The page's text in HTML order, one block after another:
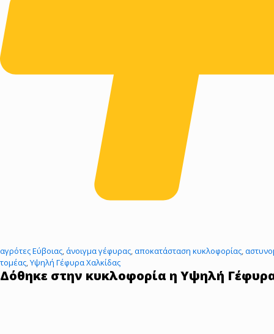
αγρότες Εύβοιας,άνοιγμα γέφυρας,αποκατάσταση κυκλοφορίας,
τομέας,Υψηλή Γέφυρα Χαλκίδας
Δόθηκε στην κυκλοφορία η Υψηλή